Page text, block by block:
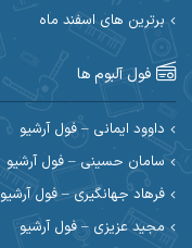
احسان کریمی
احسان مرادیان
احمد بیرانوند
احمد صحراییان
احمد نازدار
برترین های اسفند ماه
فول آلبوم ها
داوود ایمانی – فول آرشیو
سامان حسینی – فول آرشیو
فرهاد جهانگیری – فول آرشیو
مجید عزیزی – فول آرشیو